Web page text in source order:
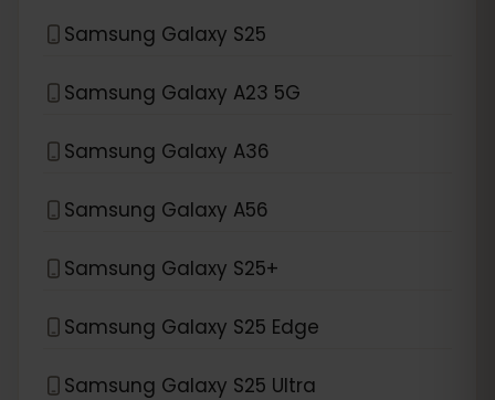
Samsung Galaxy S25
Samsung Galaxy A23 5G
Samsung Galaxy A36
Samsung Galaxy A56
Samsung Galaxy S25+
Samsung Galaxy S25 Edge
Samsung Galaxy S25 Ultra